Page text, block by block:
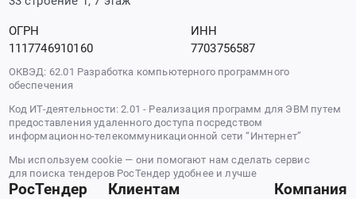
ОГРН
1117746910160
ИНН
7703756587
ОКВЭД: 62.01 Разработка компьютерного программного
обеспечения
Код ИТ-деятельности: 2.01 - Реализация программ для ЭВМ путем
предоставления удаленного доступа посредством
информационно-телекоммуникационной сети “Интернет”
Мы используем cookie — они помогают нам сделать сервис
для поиска тендеров РосТендер удобнее и лучше
РосТендер Клиентам Компания